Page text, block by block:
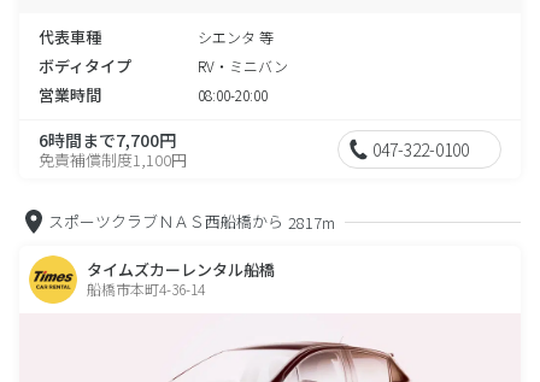
代表車種 シエンタ 等
ボディタイプ RV・ミニバン
営業時間 08:00-20:00
6時間まで7,700円
免責補償制度1,100円 047-322-0100
スポーツクラブＮＡＳ西船橋から 2817m
タイムズカーレンタル船橋
船橋市本町4-36-14